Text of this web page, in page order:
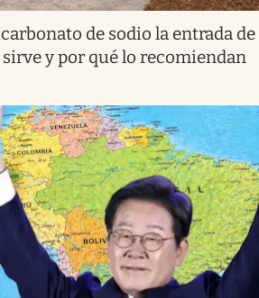
de sodio la entrada de
sirve y por qué lo recomiendan